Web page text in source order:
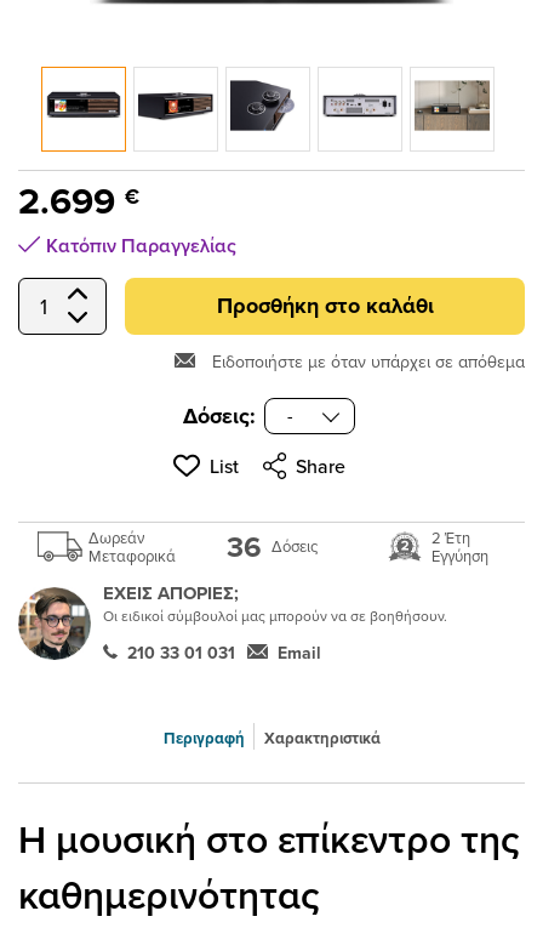
Δωρεάν
Μεταφορικά
36 Δόσεις
2 Έτη
Εγγύηση
2.699 €
Κατόπιν Παραγγελίας
Ειδοποιήστε με όταν υπάρχει σε απόθεμα
Select Quantity Προσθήκη στο καλάθι
Δόσεις:
List Share
ΕΧΕΙΣ ΑΠΟΡΙΕΣ;
Οι ειδικοί σύμβουλοί μας μπορούν να σε βοηθήσουν.
210 33 01 031 Email
Περιγραφή Χαρακτηριστικά
Η μουσική στο επίκεντρο της
καθημερινότητας